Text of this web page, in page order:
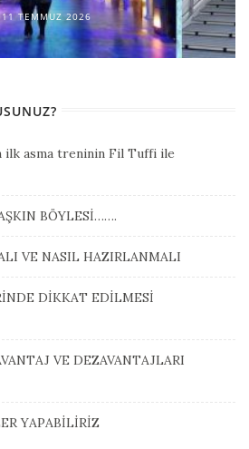
11 TEMMUZ 2026
ilk asma treninin Fil Tuffi ile
BÖYLESİ…….
VE NASIL HAZIRLANMALI
DİKKAT EDİLMESİ
VE DEZAVANTAJLARI
YAPABİLİRİZ